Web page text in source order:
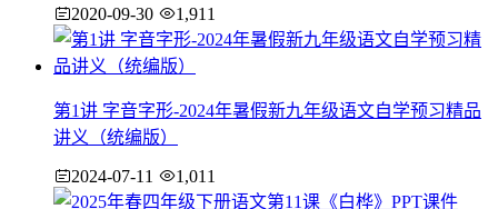
2020-09-30 1,911
第1讲 字音字形-2024年暑假新九年级语文自学预习精品
讲义（统编版）
2024-07-11 1,011